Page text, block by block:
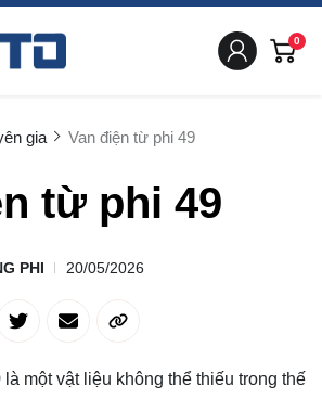
0
gia Van điện từ phi 49
từ phi 49
PHI 20/05/2026
là một vật liệu không thể thiếu trong thế